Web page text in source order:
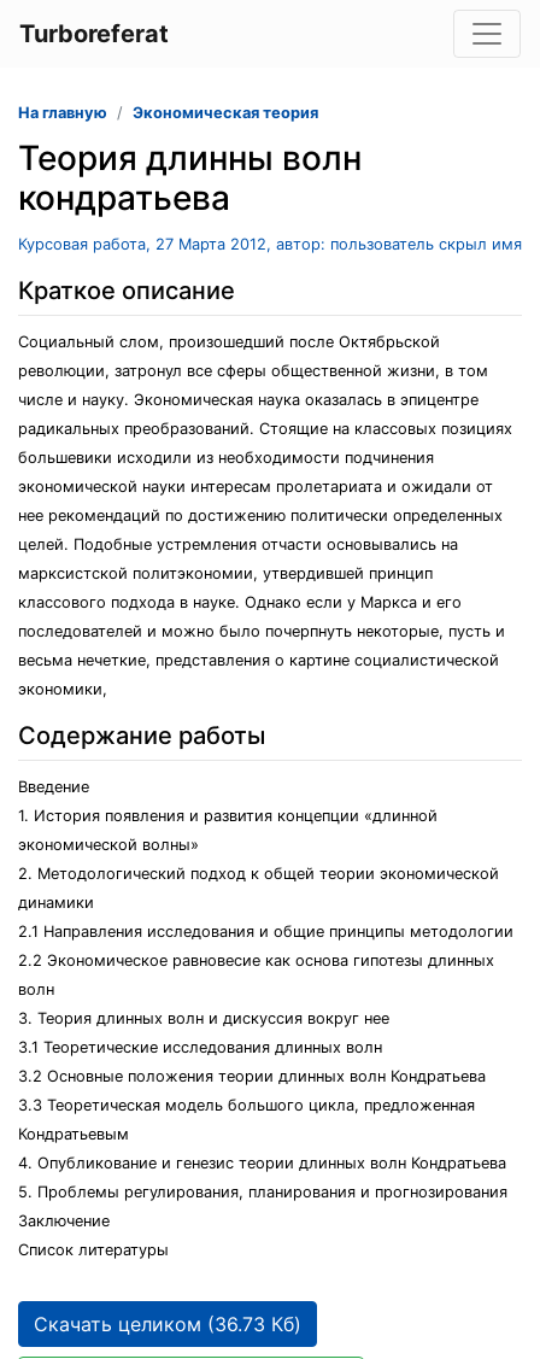
Turboreferat
На главную Экономическая теория
Теория длинны волн
кондратьева
Курсовая работа, 27 Марта 2012, автор: пользователь скрыл имя
Краткое описание
Социальный слом, произошедший после Октябрьской
революции, затронул все сферы общественной жизни, в том
числе и науку. Экономическая наука оказалась в эпицентре
радикальных преобразований. Стоящие на классовых позициях
большевики исходили из необходимости подчинения
экономической науки интересам пролетариата и ожидали от
нее рекомендаций по достижению политически определенных
целей. Подобные устремления отчасти основывались на
марксистской политэкономии, утвердившей принцип
классового подхода в науке. Однако если у Маркса и его
последователей и можно было почерпнуть некоторые, пусть и
весьма нечеткие, представления о картине социалистической
экономики,
Содержание работы
Введение
1. История появления и развития концепции «длинной
экономической волны»
2. Методологический подход к общей теории экономической
динамики
2.1 Направления исследования и общие принципы методологии
2.2 Экономическое равновесие как основа гипотезы длинных
волн
3. Теория длинных волн и дискуссия вокруг нее
3.1 Теоретические исследования длинных волн
3.2 Основные положения теории длинных волн Кондратьева
3.3 Теоретическая модель большого цикла, предложенная
Кондратьевым
4. Опубликование и генезис теории длинных волн Кондратьева
5. Проблемы регулирования, планирования и прогнозирования
Заключение
Список литературы
Скачать целиком (36.73 Кб)